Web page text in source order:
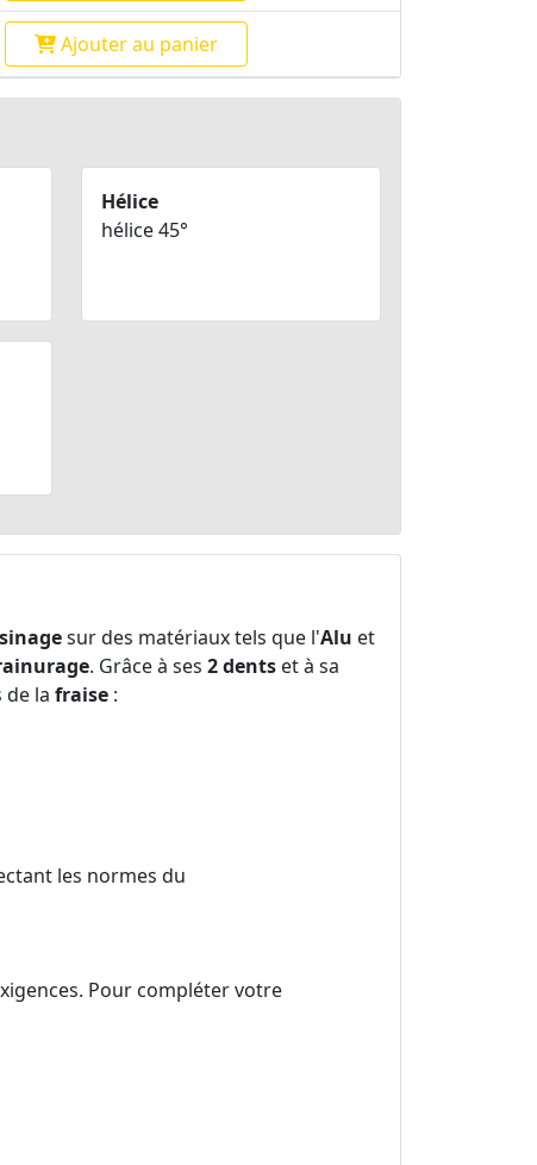
Ajouterau panier
Hélice
hélice 45°
sur des matériaux tels que l'Alu et
. Grâce à ses 2 dents et à sa
de la fraise :
les normes du
Pour compléter votre